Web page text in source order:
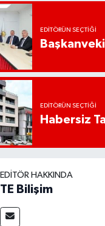
EDITÖRÜN SEÇTIĞI
EDITÖRÜN SEÇTIĞI
Habersiz
EDITÖR HAKKINDA
TE Bilişim